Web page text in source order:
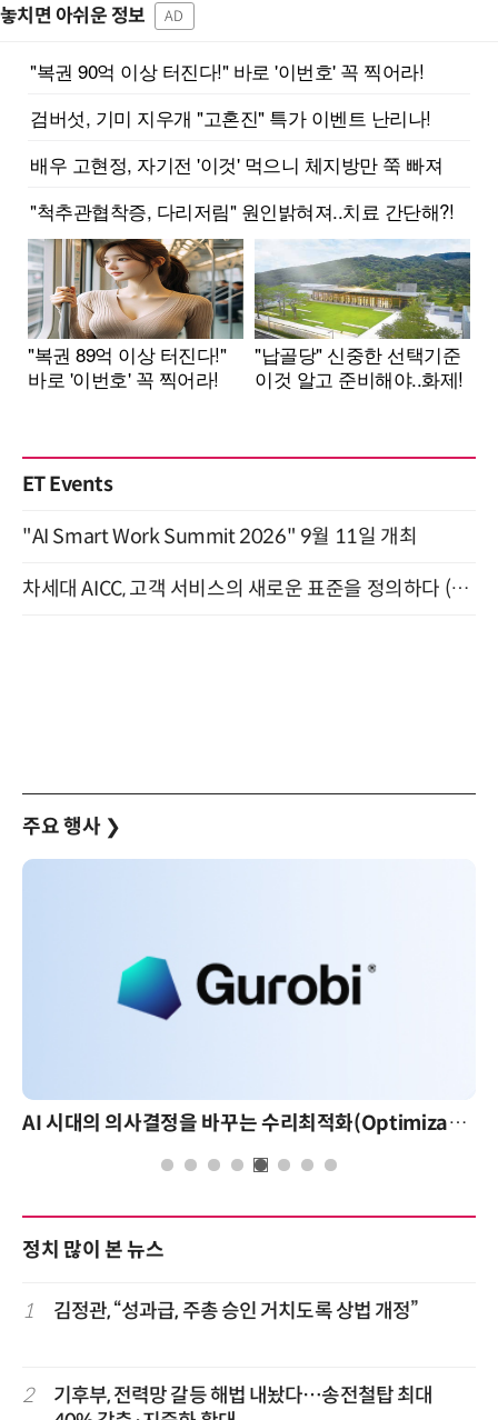
놓치면 아쉬운 정보 AD
ET Events
"AI Smart Work Summit 2026" 9월 11일 개최
차세대 AICC, 고객 서비스의 새로운 표준을 정의하다 (9/9)
주요 행사 ❯
AI 시대의 의사결정을 바꾸는 수리최적화(Optimization): 실제 산업 적용 사례와 활용 전략
정치 많이 본 뉴스
1 김정관, “성과급, 주총 승인 거치도록 상법 개정”
2
기후부, 전력망 갈등 해법 내놨다…송전철탑 최대